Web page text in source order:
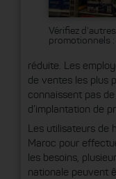
Vérifiez
promotionnels
réduite. Les
de ventes les plus
connaissent pas
d’implantation de
Les utilisateurs de
Maroc pour
les besoins,
nationale peuvent